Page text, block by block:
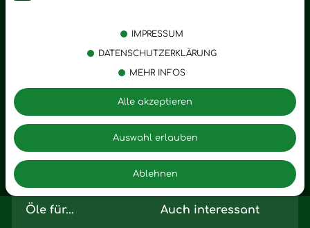
IMPRESSUM
DATENSCHUTZERKLÄRUNG
MEHR INFOS
Ablehnen
Auswahl erlauben
Alle akzeptieren
Zuhause
Stress
Entspannung
Trauer
Romantik
Motivation
Seelischer Schlag
Öle für... Auch interessant